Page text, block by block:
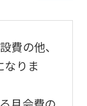
費の他、
りま